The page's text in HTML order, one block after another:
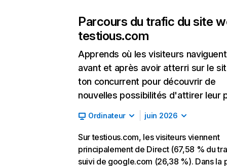
Parcours du trafic du site
testious.com
Apprends où les visiteurs naviguent
avant et après avoir atterri sur le
ton concurrent pour découvrir de
nouvelles possibilités d'attirer leur
Ordinateur juin 2026
Sur testious.com, les visiteurs viennent
principalement de Direct (67,58 % du
suivi de google.com (26,38 %). Dans la